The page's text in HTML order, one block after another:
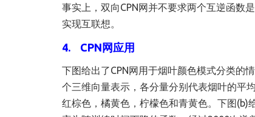
事实上，双向CPN网并不要求两个互逆函数
实现互联想。
4. CPN网应用
下图给出了CPN网用于烟叶颜色模式分类的
个三维向量表示，各分量分别代表烟叶的平
红棕色，橘黄色，柠檬色和青黄色。下图(b)